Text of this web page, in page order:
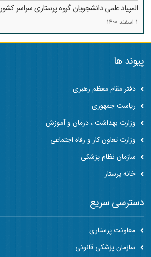
المپیاد علمی دانشجویان گروه پرستاری سراسر کشور
1 اسفند 1400
پیوند ها
دفتر مقام معظم رهبری
ریاست جمهوری
وزارت بهداشت ، درمان و آموزش
وزارت تعاون کار و رفاه اجتماعی
سازمان نظام پزشکی
خانه پرستار
دسترسی سریع
معاونت پرستاری
سازمان پزشکی قانونی